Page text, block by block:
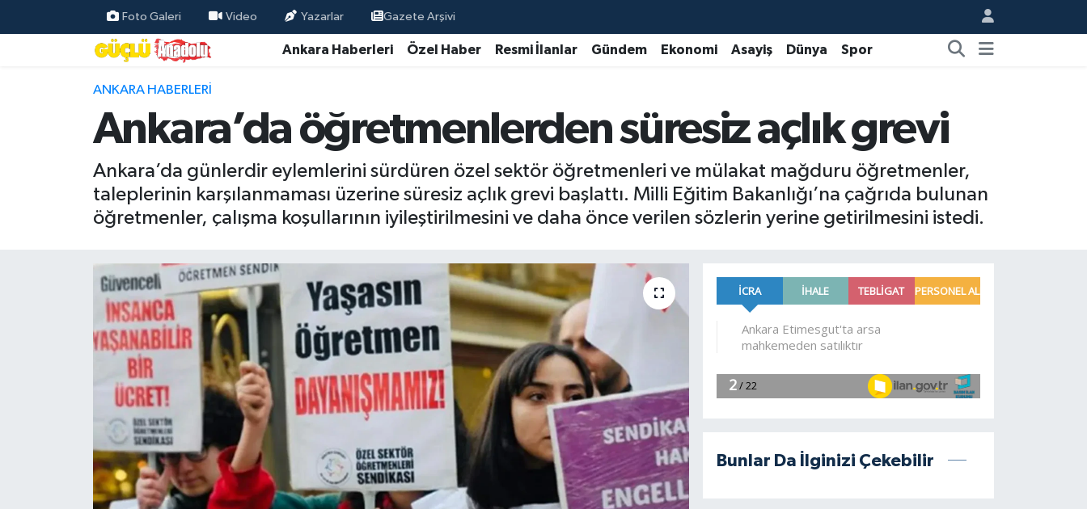
Foto Galeri Video Yazarlar Gazete Arşivi
Ankara Haberleri Özel Haber Resmi İlanlar Gündem Ekonomi Asayiş Dünya Spor
ANKARA HABERLERI
Ankara’da öğretmenlerden süresiz açlık grevi
Ankara’da günlerdir eylemlerini sürdüren özel sektör öğretmenleri ve mülakat mağduru öğretmenler,
taleplerinin karşılanmaması üzerine süresiz açlık grevi başlattı. Milli Eğitim Bakanlığı’na çağrıda bulunan
öğretmenler, çalışma koşullarının iyileştirilmesini ve daha önce verilen sözlerin yerine getirilmesini istedi.
Bunlar Da İlginizi Çekebilir
Özel Haber
Resmi İlanlar
Ekonomi
Gündem
Magazin
Burç Yorumları